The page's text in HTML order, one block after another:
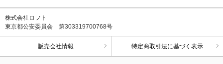
株式会社ロフト
東京都公安委員会 第303319700768号
販売会社情報 特定商取引法に基づく表示